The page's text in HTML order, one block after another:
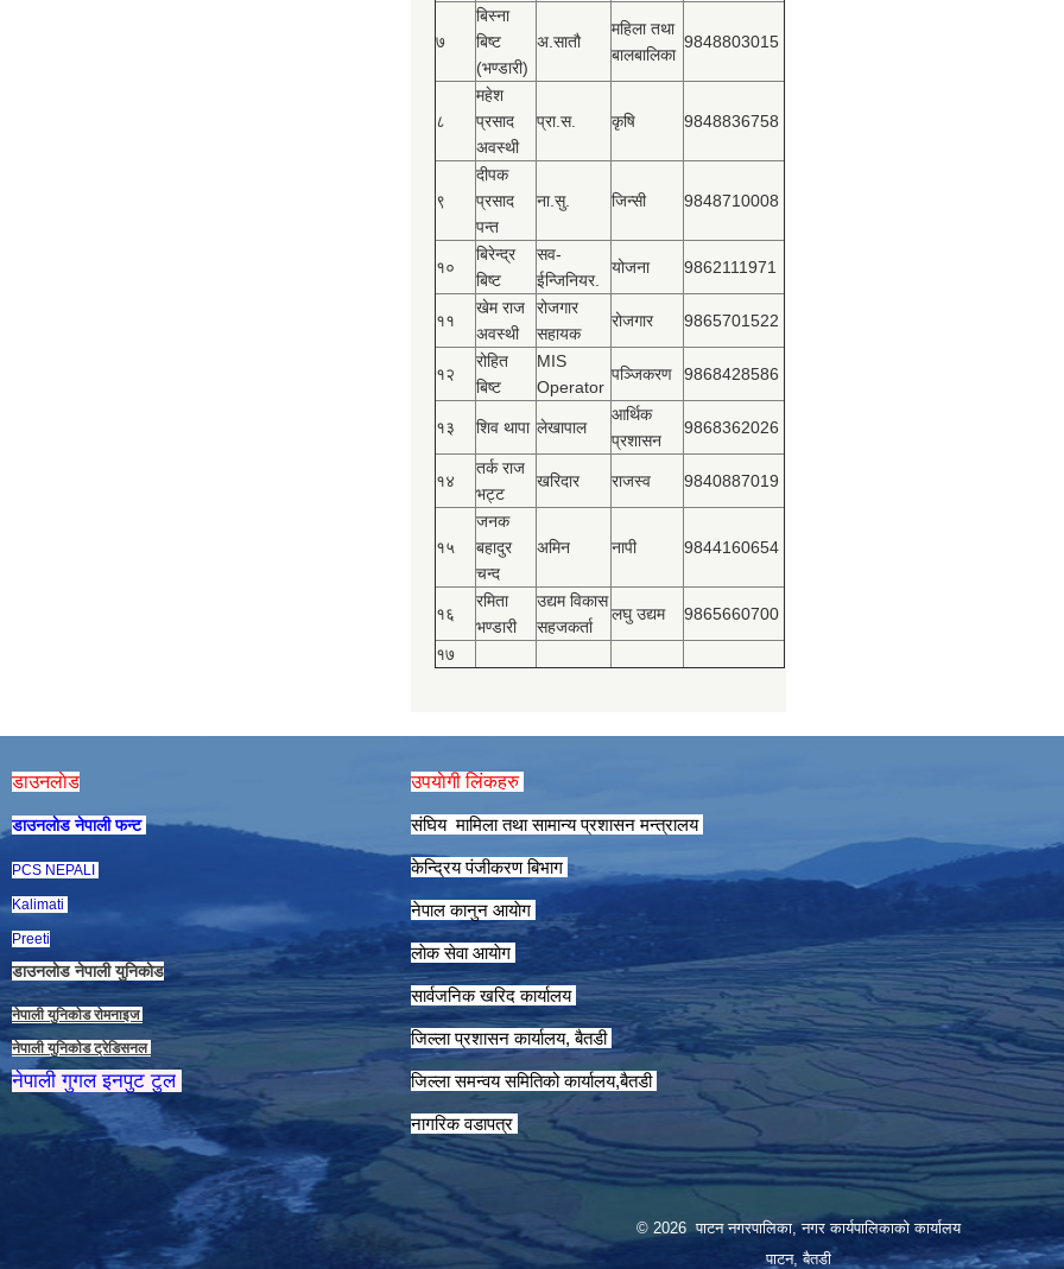
७
बिस्‍ना
बिष्‍ट
(भण्डारी)
अ.सातौ
महिला तथा
बालबालिका
9848803015
८
महेश
प्रसाद
अवस्थी
प्रा.स. कृषि 9848836758
९
दीपक
प्रसाद
पन्त
ना.सु. जिन्सी 9848710008
१०
बिरेन्द्र
बिष्‍ट
सव-
ईन्जिनियर.
योजना 9862111971
११
खेम राज
अवस्थी
रोजगार
सहायक
रोजगार 9865701522
१२
रोहित
बिष्‍ट
MIS
Operator
पञ्‍जिकरण 9868428586
१३ शिव थापा लेखापाल
आर्थिक
प्रशासन
9868362026
१४
तर्क राज
भट्ट
खरिदार राजस्‍व 9840887019
१५
जनक
बहादुर
चन्द
अमिन नापी 9844160654
१६
रमिता
भण्डारी
उद्यम विकास
सहजकर्ता
लघु उद्यम 9865660700
१७
डाउनलाेड
डाउनलाेड नेपाली फन्ट
PCS NEPALI
Kalimati
Preeti
डाउनलाेड नेपाली युनिकाेड
नेपाली युनिकाेड राेमनाइज
नेपाली युनिकाेड ट्रेडिसनल
नेपाली गुगल इनपुट टुल
उपयाेगी लिंकहरु
संघिय मामिला तथा सामान्य प्रशासन मन्त्रालय
केन्द्रिय पंजीकरण बिभाग
नेपाल कानुन आयाेग
लाेक सेवा आयाेग
सार्वजनिक खरिद कार्यालय
जिल्ला प्रशासन कार्यालय, बैतडी
जिल्ला समन्वय समितिको कार्यालय,बैतडी
नागरिक वडापत्र
© 2026 पाटन नगरपालिका, नगर कार्यपालिकाको कार्यालय
पाटन, बैतडी